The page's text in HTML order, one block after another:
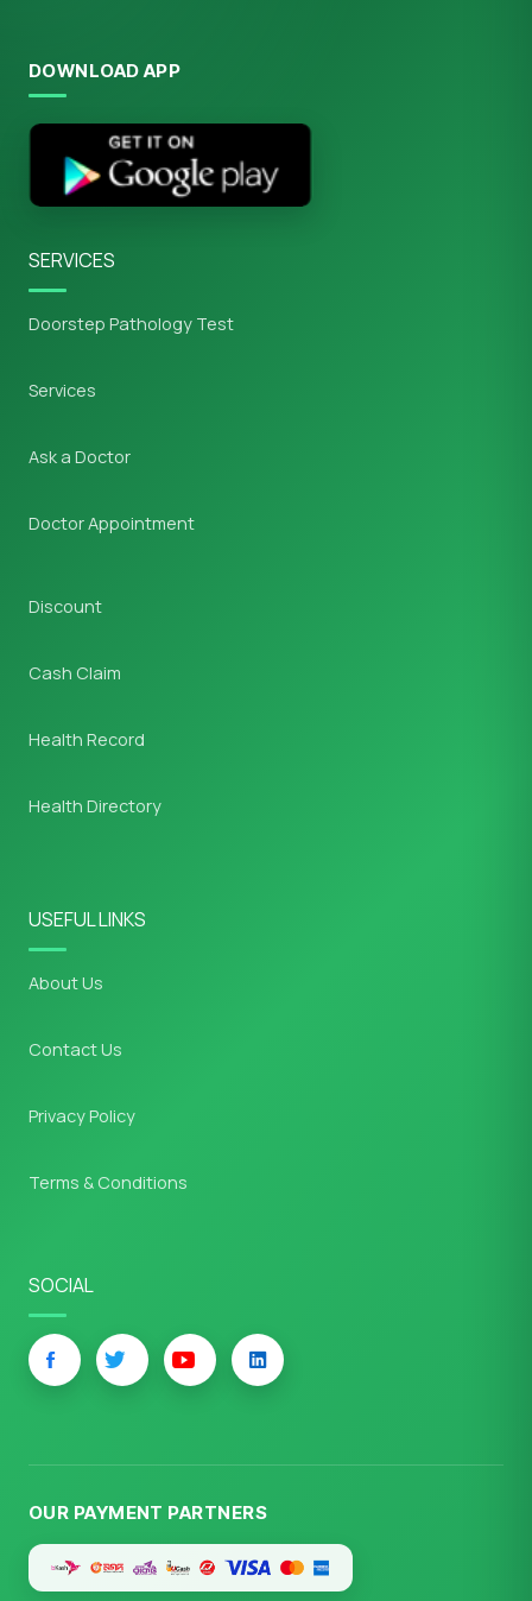
DOWNLOAD APP
SERVICES
Doorstep Pathology Test
Services
Ask a Doctor
Doctor Appointment
Discount
Cash Claim
Health Record
Health Directory
USEFUL LINKS
About Us
Contact Us
Privacy Policy
Terms & Conditions
SOCIAL
OUR PAYMENT PARTNERS